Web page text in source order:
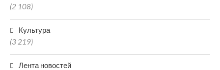
(2 108)
Культура
(3 219)
Лента новостей